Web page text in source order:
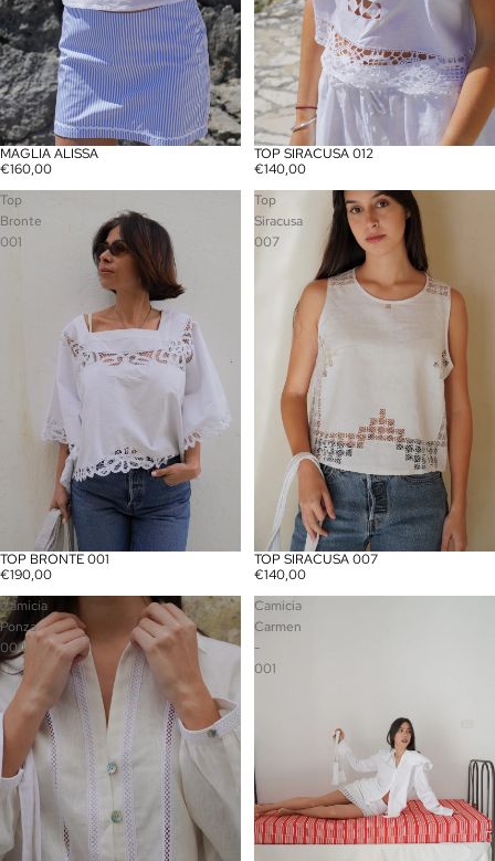
MAGLIA ALISSA
€160,00
TOP SIRACUSA 012
€140,00
Top
Bronte
001
TOP BRONTE 001
€190,00
Top
Siracusa
007
TOP SIRACUSA 007
€140,00
Camicia
Ponza
004
Camicia
Carmen
-
001